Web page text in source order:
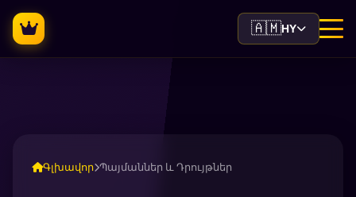
🇦🇲HY
Գլխավոր Պայմաններ և Դրույթներ